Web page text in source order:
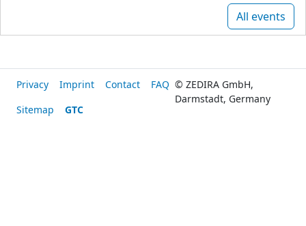
All events
Privacy Imprint Contact
FAQ
Sitemap
GTC
© ZEDIRA GmbH,
Darmstadt, Germany